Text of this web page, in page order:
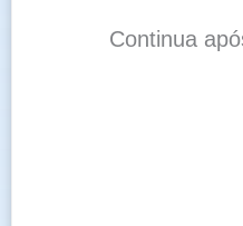
Continua